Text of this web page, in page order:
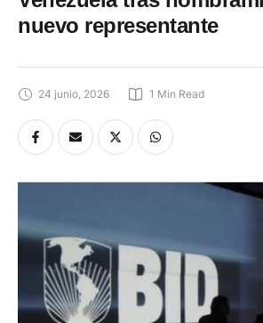
nuevo representante
24 junio, 2026 1 Min Read